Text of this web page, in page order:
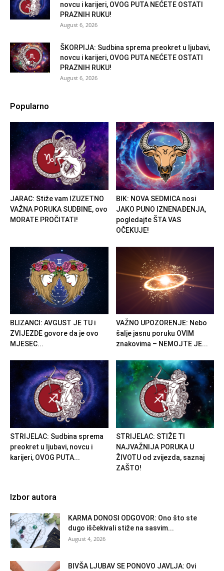
novcu i karijeri, OVOG PUTA NEĆETE OSTATI
PRAZNIH RUKU!
August 6, 2026
ŠKORPIJA: Sudbina sprema preokret u ljubavi,
novcu i karijeri, OVOG PUTA NEĆETE OSTATI
PRAZNIH RUKU!
August 6, 2026
Popularno
JARAC: Stiže vam IZUZETNO
VAŽNA PORUKA SUDBINE, ovo
MORATE PROČITATI!
BIK: NOVA SEDMICA nosi
JAKO PUNO IZNENAĐENJA,
pogledajte ŠTA VAS
OČEKUJE!
BLIZANCI: AVGUST JE TU i
ZVIJEZDE govore da je ovo
MJESEC...
VAŽNO UPOZORENJE: Nebo
šalje jasnu poruku OVIM
znakovima – NEMOJTE JE...
STRIJELAC: Sudbina sprema
preokret u ljubavi, novcu i
karijeri, OVOG PUTA...
STRIJELAC: STIŽE TI
NAJVAŽNIJA PORUKA U
ŽIVOTU od zvijezda, saznaj
ZAŠTO!
Izbor autora
KARMA DONOSI ODGOVOR: Ono što ste
dugo iščekivali stiže na sasvim...
August 4, 2026
BIVŠA LJUBAV SE PONOVO JAVLJA: Ovi